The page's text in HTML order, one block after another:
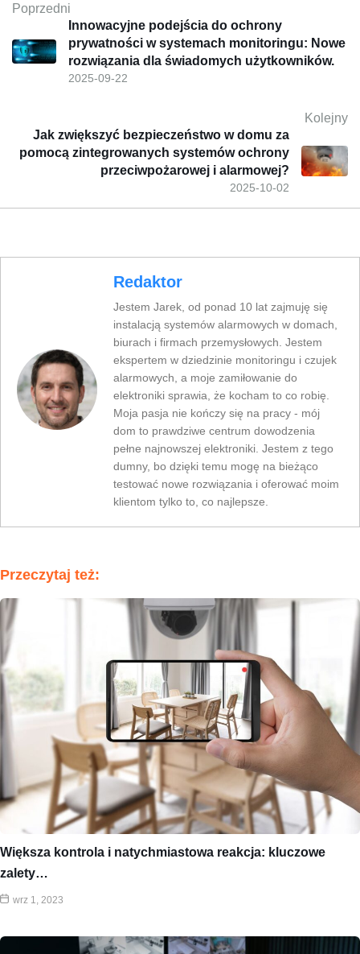
Poprzedni
2025-09-22
Innowacyjne podejścia do ochrony
prywatności w systemach monitoringu: Nowe
rozwiązania dla świadomych użytkowników.
Kolejny
2025-10-02
Jak zwiększyć bezpieczeństwo w domu za
pomocą zintegrowanych systemów ochrony
przeciwpożarowej i alarmowej?
Redaktor
Jestem Jarek, od ponad 10 lat zajmuję się
instalacją systemów alarmowych w domach,
biurach i firmach przemysłowych. Jestem
ekspertem w dziedzinie monitoringu i czujek
alarmowych, a moje zamiłowanie do
elektroniki sprawia, że kocham to co robię.
Moja pasja nie kończy się na pracy - mój
dom to prawdziwe centrum dowodzenia
pełne najnowszej elektroniki. Jestem z tego
dumny, bo dzięki temu mogę na bieżąco
testować nowe rozwiązania i oferować moim
klientom tylko to, co najlepsze.
Przeczytaj też:
Większa kontrola i natychmiastowa reakcja: kluczowe
zalety…
wrz 1, 2023